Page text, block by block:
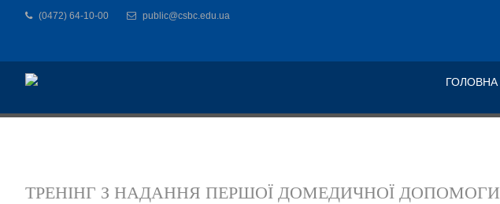
(0472) 64-10-00 public@csbc.edu.ua
ГОЛОВНА
ТРЕНІНГ З НАДАННЯ ПЕРШОЇ ДОМЕДИЧНОЇ ДОПОМОГИ